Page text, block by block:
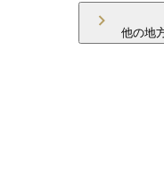
他の地